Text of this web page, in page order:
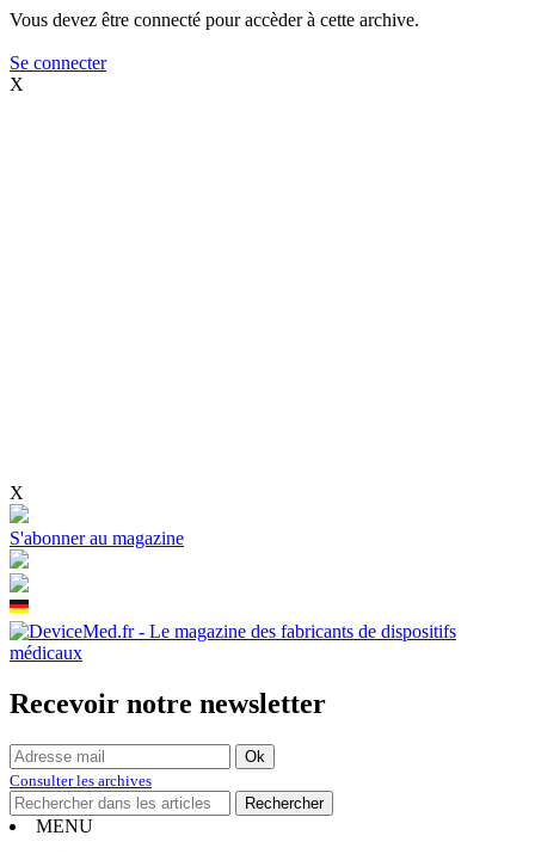
Vous devez être connecté pour accèder à cette archive.
Se connecter
X
X
S'abonner au magazine
Recevoir notre newsletter
Consulter les archives
MENU